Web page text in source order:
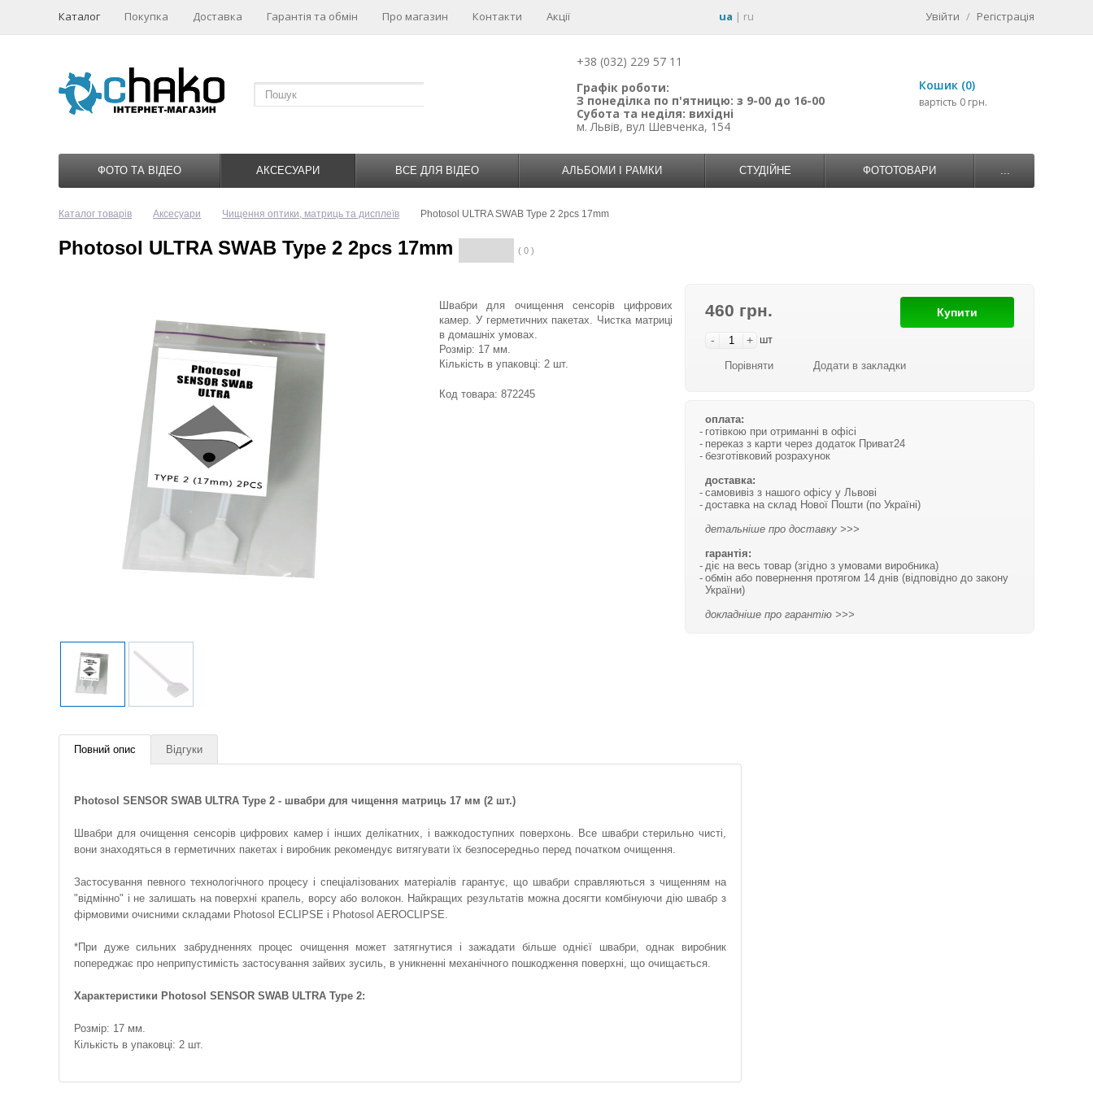
Каталог Покупка Доставка Гарантія та обмін Про магазин Контакти Акції ua | ru Увійти / Регістрація
+38 (032) 229 57 11
Графік роботи:
З понеділка по п'ятницю: з 9-00 до 16-00
Субота та неділя: вихідні
м. Львів, вул Шевченка, 154
Кошик (0)
вартість 0 грн.
ФОТО ТА ВІДЕО АКСЕСУАРИ ВСЕ ДЛЯ ВІДЕО АЛЬБОМИ І РАМКИ СТУДІЙНЕ ФОТОТОВАРИ ...
Каталог товарів Аксесуари Чищення оптики, матриць та дисплеїв Photosol ULTRA SWAB Type 2 2pcs 17mm
Photosol ULTRA SWAB Type 2 2pcs 17mm ( 0 )
460 грн.
- + шт
Купити
Порівняти Додати в закладки
оплата:
готівкою при отриманні в офісі
переказ з карти через додаток Приват24
безготівковий розрахунок
доставка:
самовивіз з нашого офісу у Львові
доставка на склад Нової Пошти (по Україні)
детальніше про доставку >>>
гарантія:
діє на весь товар (згідно з умовами виробника)
обмін або повернення протягом 14 днів (відповідно до закону
України)
докладніше про гарантію >>>
Швабри для очищення сенсорів цифрових
камер. У герметичних пакетах. Чистка матриці
в домашніх умовах.
Розмір: 17 мм.
Кількість в упаковці: 2 шт.
Код товара: 872245
Повний опис Відгуки
Photosol SENSOR SWAB ULTRA Type 2 - швабри для чищення матриць 17 мм (2 шт.)
Швабри для очищення сенсорів цифрових камер і інших делікатних, і важкодоступних поверхонь. Все швабри стерильно чисті,
вони знаходяться в герметичних пакетах і виробник рекомендує витягувати їх безпосередньо перед початком очищення.
Застосування певного технологічного процесу і спеціалізованих матеріалів гарантує, що швабри справляються з чищенням на
"відмінно" і не залишать на поверхні крапель, ворсу або волокон. Найкращих результатів можна досягти комбінуючи дію швабр з
фірмовими очисними складами Photosol ECLIPSE і Photosol AEROCLIPSE.
*При дуже сильних забрудненнях процес очищення может затягнутися і зажадати більше однієї швабри, однак виробник
попереджає про неприпустимість застосування зайвих зусиль, в уникненні механічного пошкодження поверхні, що очищається.
Характеристики Photosol SENSOR SWAB ULTRA Type 2:
Розмір: 17 мм.
Кількість в упаковці: 2 шт.